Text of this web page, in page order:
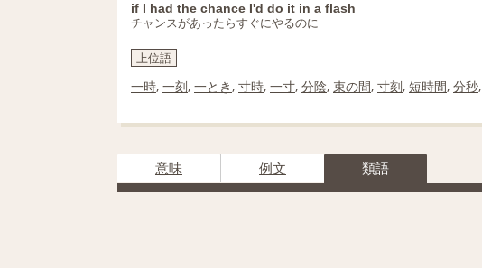
if I had the chance I'd do it in a flash
チャンスがあったらすぐにやるのに
上位語
一時, 一刻, 一とき, 寸時, 一寸, 分陰, 束の間, 寸刻, 短時間, 分秒,
意味 例文 類語